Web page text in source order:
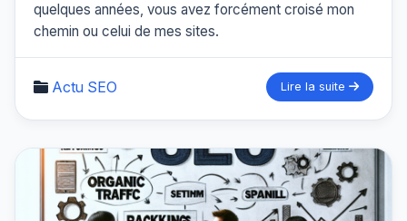
quelques années, vous avez forcément croisé mon
chemin ou celui de mes sites.
Actu SEO Lire la suite